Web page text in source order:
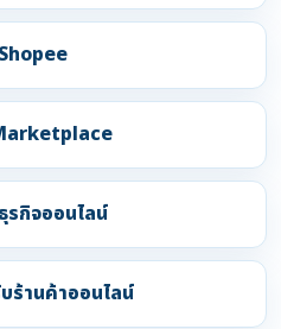
รกิจออนไลน์
ร้านค้าออนไลน์